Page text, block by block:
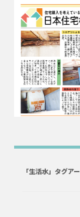
コ
テ
ン
ツ
へ
ス
キ
ッ
プ
「生活水」タグア